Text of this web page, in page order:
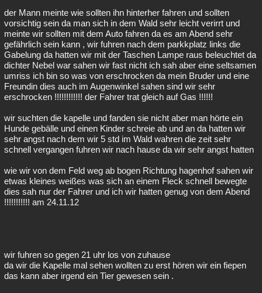
der Mann meinte wie sollten ihn hinterher fahren und sollten
vorsichtig sein da man sich in dem Wald sehr leicht verirrt und
meinte wir sollten mit dem Auto fahren da es am Abend sehr
gefährlich sein kann , wir fuhren nach dem parkkplatz links die
Gabelung da hatten wir mit der Taschen Lampe raus beleuchtet da
dichter Nebel war sahen wir fast nicht ich sah aber eine seltsamen
umriss ich bin so was von erschrocken da mein Bruder und eine
Freundin dies auch im Augenwinkel sahen sind wir sehr
erschrocken !!!!!!!!!!!! der Fahrer trat gleich auf Gas !!!!!!
wir suchten die kapelle und fanden sie nicht aber man hörte ein
Hunde gebälle und einen Kinder schreie ab und an da hatten wir
sehr angst nach dem wir 5 std im Wald wahren die zeit sehr
schnell vergangen fuhren wir nach hause da wir sehr angst hatten
wie wir von dem Feld weg ab bogen Richtung hagenhof sahen wir
etwas kleines weißes was sich an einem Fleck schnell bewegte
dies sah nur der Fahrer und ich wir hatten genug von dem Abend
!!!!!!!!!!! am 24.11.12
wir fuhren so gegen 21 uhr los von zuhause
da wir die Kapelle mal sehen wollten zu erst hören wir ein fiepen
das kann aber irgend ein Tier gewesen sein .